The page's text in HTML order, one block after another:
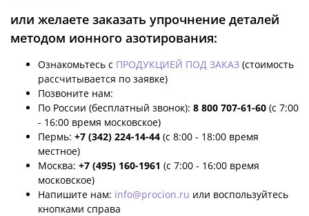
или желаете заказать упрочнение деталей
методом ионного азотирования:
Ознакомьтесь с ПРОДУКЦИЕЙ ПОД ЗАКАЗ (стоимость
рассчитывается по заявке)
Позвоните нам:
По России (бесплатный звонок): 8 800 707-61-60 (с 7:00
- 16:00 время московское)
Пермь: +7 (342) 224-14-44 (с 8:00 - 18:00 время
местное)
Москва: +7 (495) 160-1961 (с 7:00 - 16:00 время
московское)
Напишите нам: info@procion.ru или воспользуйтесь
кнопками справа